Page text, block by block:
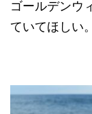
ゴールデンウ
ていてほしい。